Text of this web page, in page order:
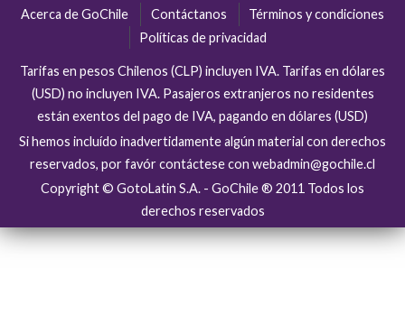
Acerca de GoChile Contáctanos
Términos y condiciones
Políticas de privacidad
Tarifas en pesos Chilenos (CLP) incluyen IVA. Tarifas en dólares
(USD) no incluyen IVA. Pasajeros extranjeros no residentes
están exentos del pago de IVA, pagando en dólares (USD)
Si hemos incluído inadvertidamente algún material con derechos
reservados, por favór contáctese con webadmin@gochile.cl
Copyright © GotoLatin S.A. - GoChile ® 2011 Todos los
derechos reservados